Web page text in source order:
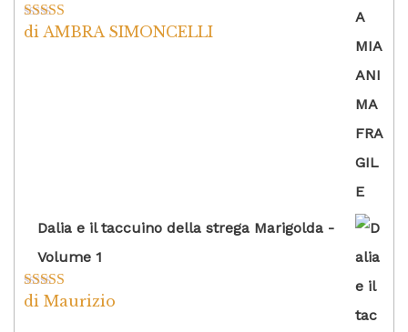
Valutato5su
di AMBRA SIMONCELLI
Dalia e il taccuino della strega Marigolda -
Volume 1
Valutato4
di Maurizio